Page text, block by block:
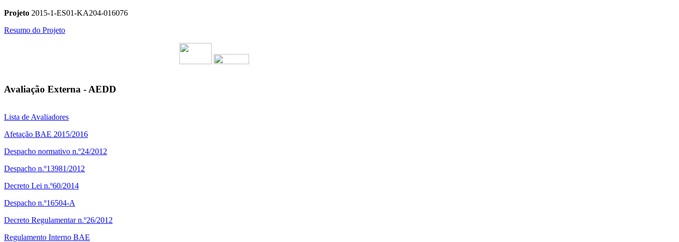
Projeto 2015-1-ES01-KA204-016076
Resumo do Projeto
Avaliação Externa - AEDD
Lista de Avaliadores
Afetação BAE 2015/2016
Despacho normativo n.º24/2012
Despacho n.º13981/2012
Decreto Lei n.º60/2014
Despacho n.º16504-A
Decreto Regulamentar n.º26/2012
Regulamento Interno BAE